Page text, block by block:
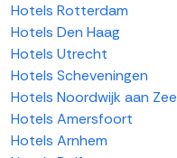
Hotels Rotterdam
Hotels Den Haag
Hotels Utrecht
Hotels Scheveningen
Hotels Noordwijk aan Zee
Hotels Amersfoort
Hotels Arnhem